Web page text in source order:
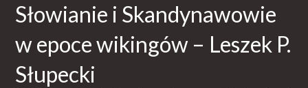
Słowianie i Skandynawowie
w epoce wikingów – Leszek P.
Słupecki